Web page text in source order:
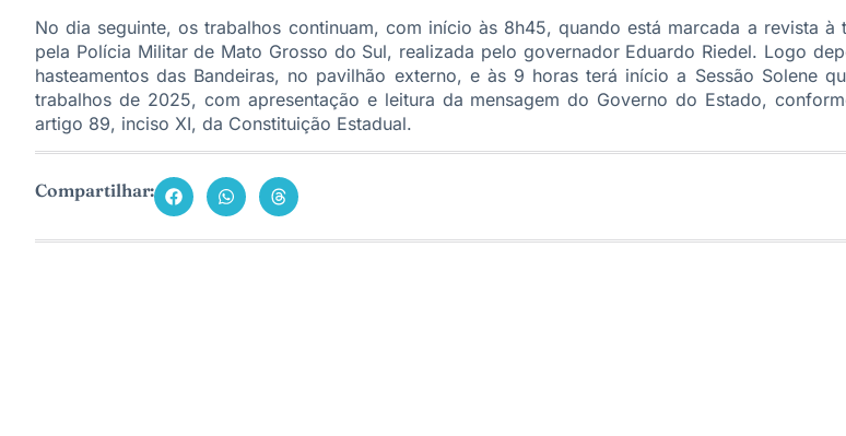
No dia seguinte, os trabalhos continuam, com início às 8h45, quando está marcada a revista à
pela Polícia Militar de Mato Grosso do Sul, realizada pelo governador Eduardo Riedel. Logo
hasteamentos das Bandeiras, no pavilhão externo, e às 9 horas terá início a Sessão Solene
trabalhos de 2025, com apresentação e leitura da mensagem do Governo do Estado,
artigo 89, inciso XI, da Constituição Estadual.
Compartilhar: